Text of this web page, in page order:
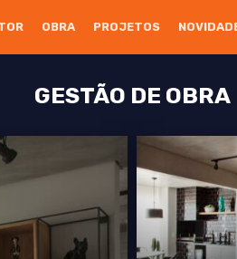
OBRA PROJETOS
GESTÃO DE OBRA